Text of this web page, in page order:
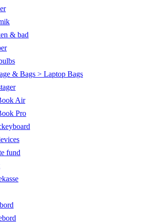
& bad
& Bags > Laptop Bags
Air
Pro
fund